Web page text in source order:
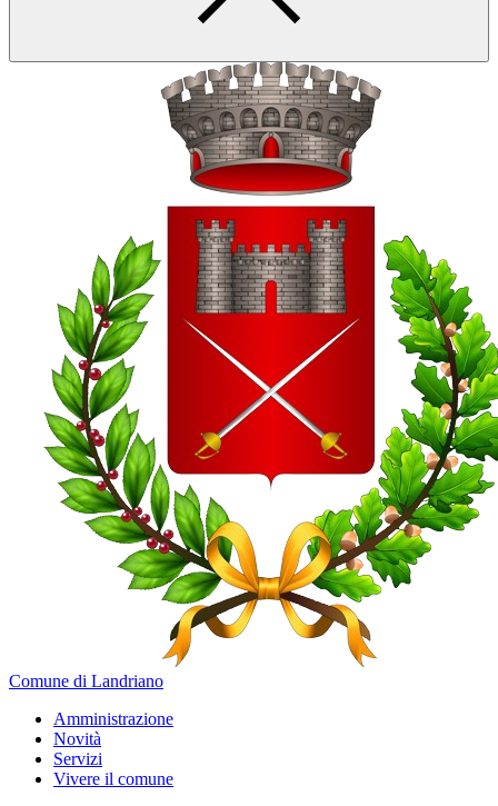
Comune di Landriano
Amministrazione
Novità
Servizi
Vivere il comune